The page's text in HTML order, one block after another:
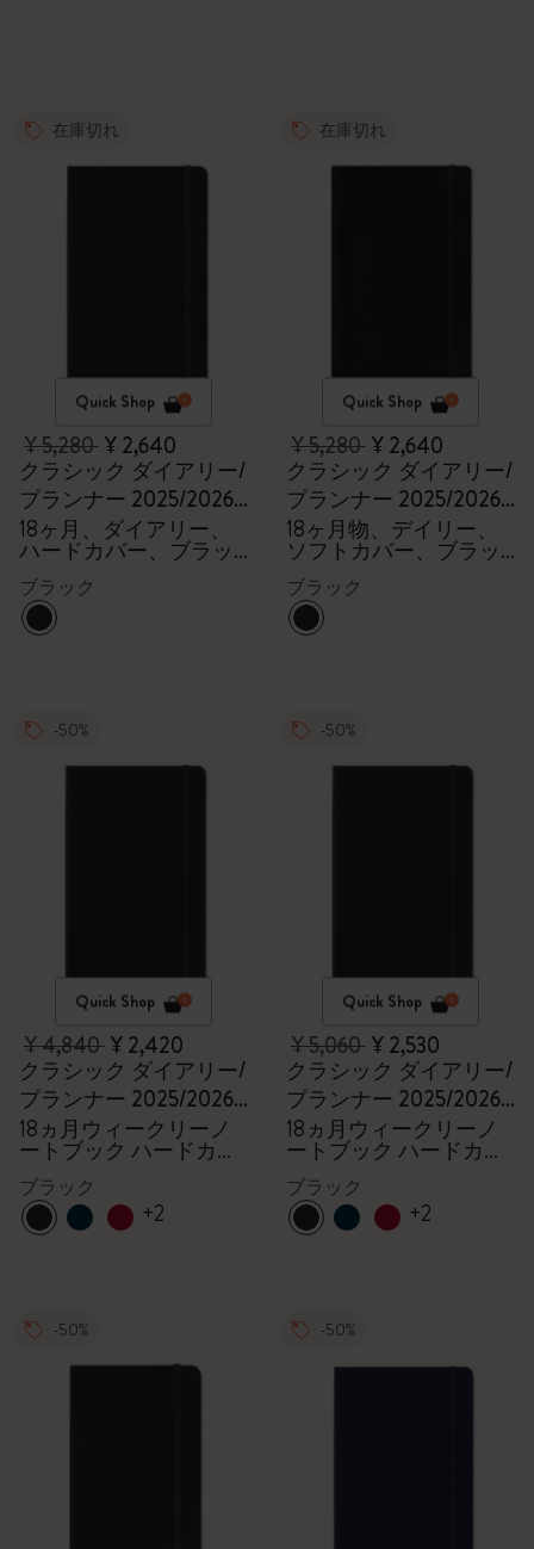
在庫切れ
Quick Shop
¥ 5,280¥ 2,640
クラシック ダイアリー/
プランナー 2025/2026
ラージ
18ヶ月、ダイアリー、
ハードカバー、ブラッ
ク
ブラック
在庫切れ
Quick Shop
¥ 5,280¥ 2,640
クラシック ダイアリー/
プランナー 2025/2026
ラージ
18ヶ月物、デイリー、
ソフトカバー、ブラッ
ク
ブラック
-50%
Quick Shop
¥ 4,840¥ 2,420
クラシック ダイアリー/
プランナー 2025/2026
ラージ
18ヵ月ウィークリーノ
ートブック ハードカバ
ー ブラック
ブラック
+2
-50%
Quick Shop
¥ 5,060¥ 2,530
クラシック ダイアリー/
プランナー 2025/2026
ラージ
18ヵ月ウィークリーノ
ートブック ハードカバ
ー ブラック
ブラック
+2
-50% -50%